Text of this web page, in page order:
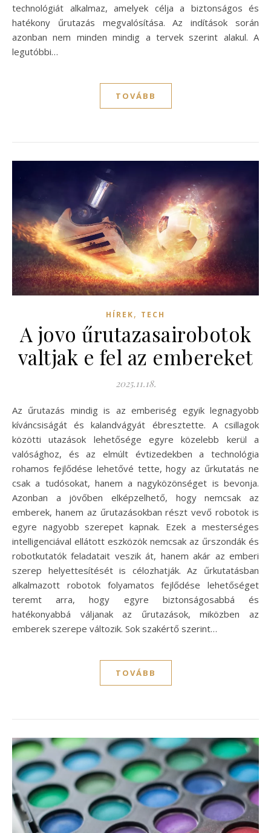
technológiát alkalmaz, amelyek célja a biztonságos és
hatékony űrutazás megvalósítása. Az indítások során
azonban nem minden mindig a tervek szerint alakul. A
legutóbbi…
TOVÁBB
HÍREK, TECH
A jovo űrutazasairobotok
valtjak e fel az embereket
2025.11.18.
Az űrutazás mindig is az emberiség egyik legnagyobb
kíváncsiságát és kalandvágyát ébresztette. A csillagok
közötti utazások lehetősége egyre közelebb kerül a
valósághoz, és az elmúlt évtizedekben a technológia
rohamos fejlődése lehetővé tette, hogy az űrkutatás ne
csak a tudósokat, hanem a nagyközönséget is bevonja.
Azonban a jövőben elképzelhető, hogy nemcsak az
emberek, hanem az űrutazásokban részt vevő robotok is
egyre nagyobb szerepet kapnak. Ezek a mesterséges
intelligenciával ellátott eszközök nemcsak az űrszondák és
robotkutatók feladatait veszik át, hanem akár az emberi
szerep helyettesítését is célozhatják. Az űrkutatásban
alkalmazott robotok folyamatos fejlődése lehetőséget
teremt arra, hogy egyre biztonságosabbá és
hatékonyabbá váljanak az űrutazások, miközben az
emberek szerepe változik. Sok szakértő szerint…
TOVÁBB